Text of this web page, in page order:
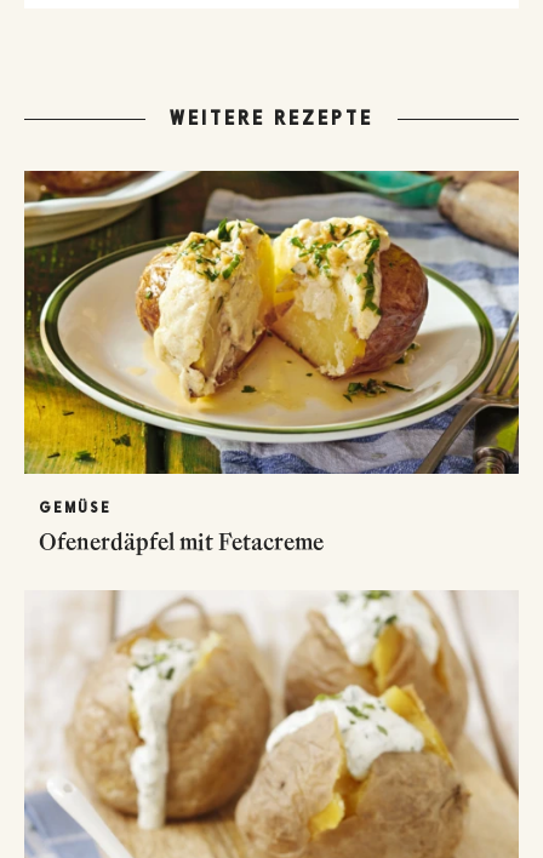
WEITERE REZEPTE
GEMÜSE
Ofenerdäpfel mit Fetacreme